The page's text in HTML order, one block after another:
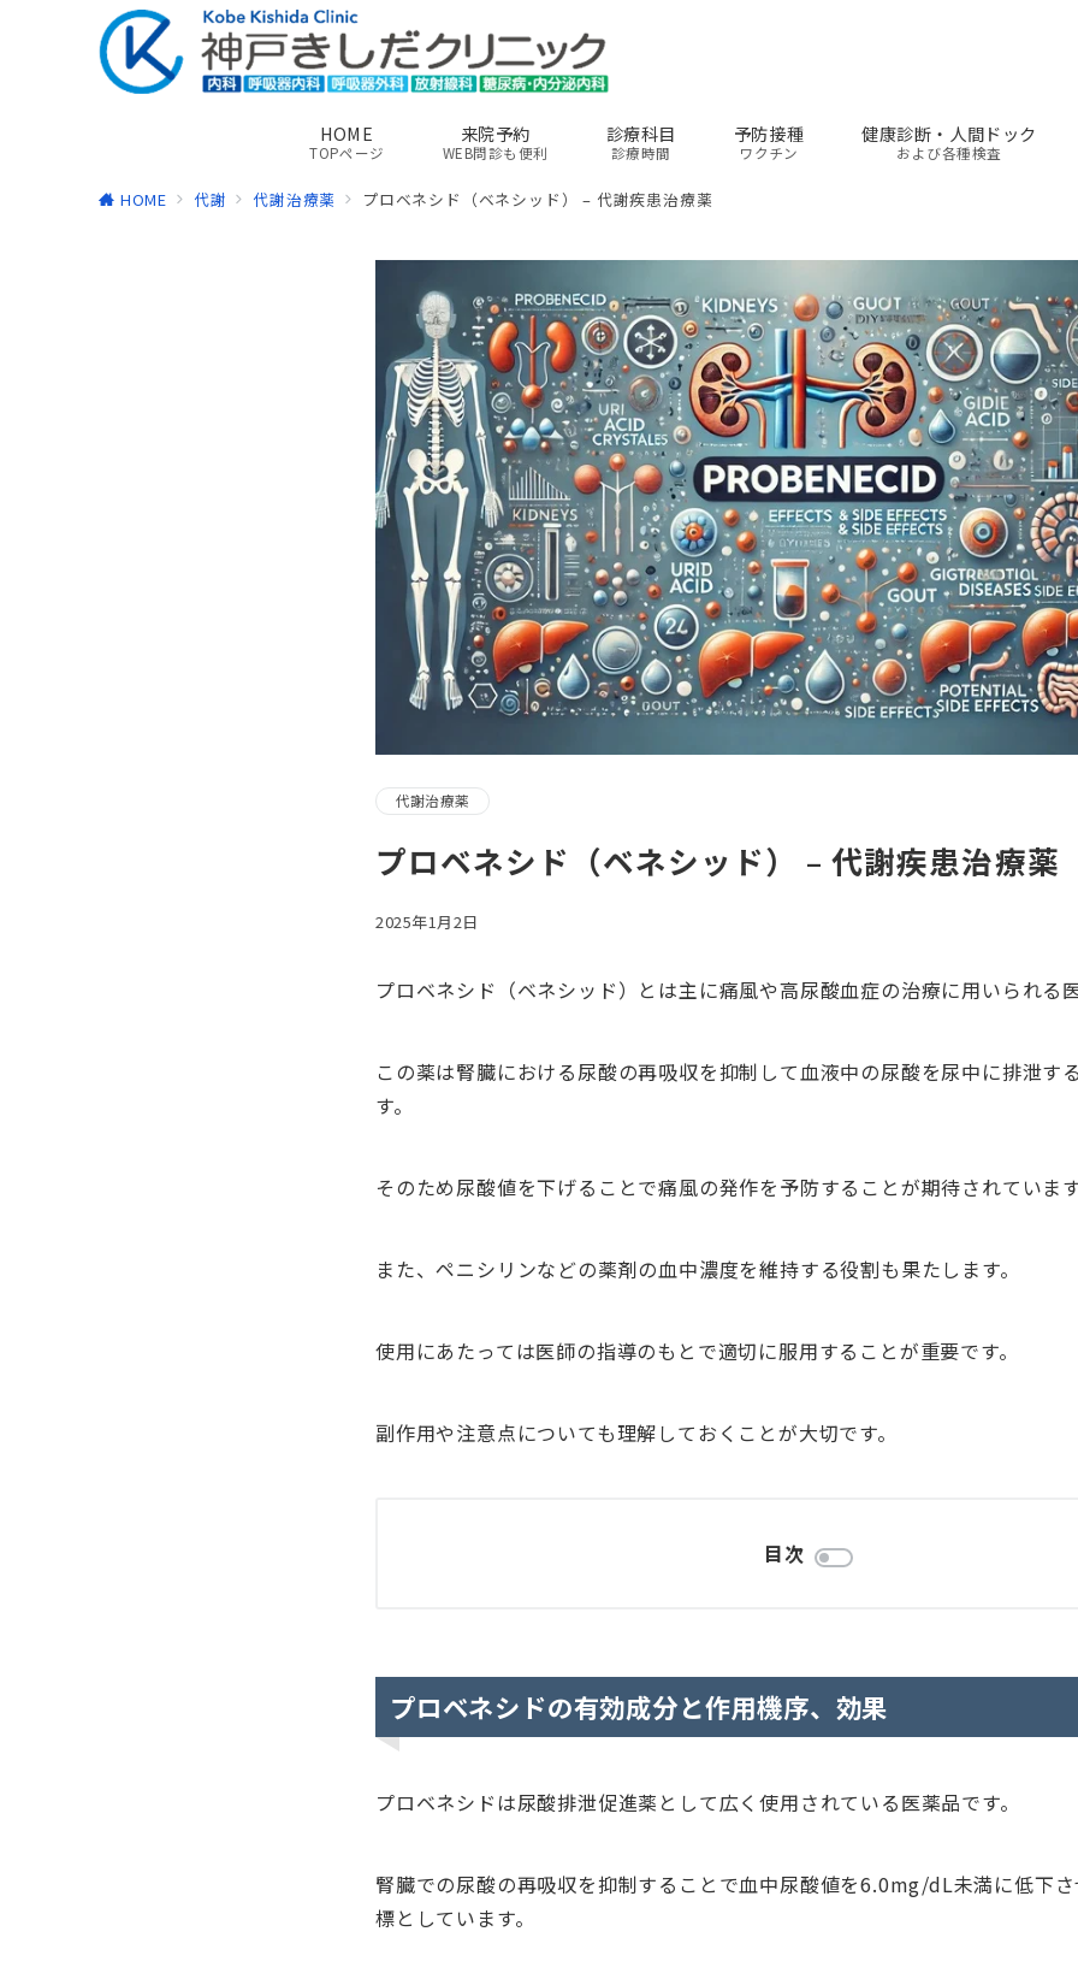
HOME
TOPページ
来院予約
WEB問診も便利
診療科目
診療時間
予防接種
ワクチン
健康診断・人間ドック
および各種検査
HOME 代謝 代謝治療薬 プロベネシド（ベネシッド） – 代謝疾患治療薬
代謝治療薬
プロベネシド（ベネシッド） – 代謝疾患治療薬
2025年1月2日
プロベネシド（ベネシッド）とは主に痛風や高尿酸血症の治療に用いられる
この薬は腎臓における尿酸の再吸収を抑制して血液中の尿酸を尿中に排泄す
す。
そのため尿酸値を下げることで痛風の発作を予防することが期待されていま
また、ペニシリンなどの薬剤の血中濃度を維持する役割も果たします。
使用にあたっては医師の指導のもとで適切に服用することが重要です。
副作用や注意点についても理解しておくことが大切です。
目次
プロベネシドの有効成分と作用機序、効果
プロベネシドは尿酸排泄促進薬として広く使用されている医薬品です。
腎臓での尿酸の再吸収を抑制することで血中尿酸値を6.0mg/dL未満に低下
標としています。